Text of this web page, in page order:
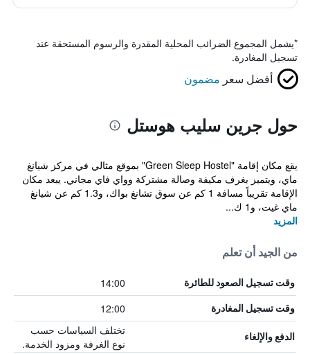
*يشمل المجموع الضرائب المحلية المقدرة والرسوم المستحقة عند
تسجيل المغادرة.
أفضل سعر مضمون
حول جرين سليب هوستل
يقع مكان إقامة "Green Sleep Hostel" بموقع مثالي في مركز شيانغ
ماي، ويتميز بغرف مكيفة وصالة مشتركة وواي فاي مجاني. يبعد مكان
الإقامة تقريباً مسافة 1 كم عن سوق تشانغ بواك، و1.3 كم عن شيانغ
ماي غيت، و1 ك...
المزيد
من الجيد أن تعلم
وقت تسجيل الصعود للطائرة 14:00
وقت تسجيل المغادرة 12:00
الدفع والإلغاء
تختلف السياسات حسب
نوع الغرفة ومزود الخدمة.